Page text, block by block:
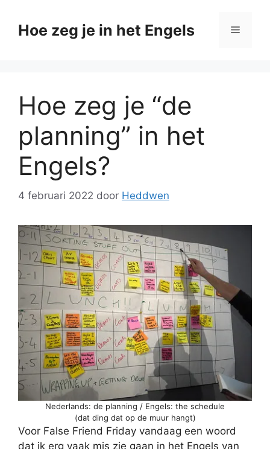
naarHoe zeg je in het Engels Menu
Hoe zeg je “de
planning” in het
Engels?
4 februari 2022 door Heddwen
Nederlands: de planning / Engels: the schedule
(dat ding dat op de muur hangt)
Voor False Friend Friday vandaag een woord
dat ik erg vaak mis zie gaan in het Engels van